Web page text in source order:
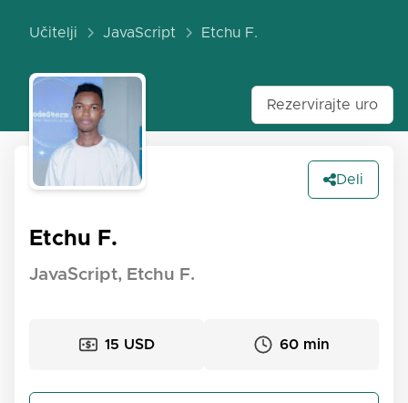
Učitelji JavaScript Etchu F.
Rezervirajte uro
Deli
Etchu F.
JavaScript, Etchu F.
15 USD 60 min